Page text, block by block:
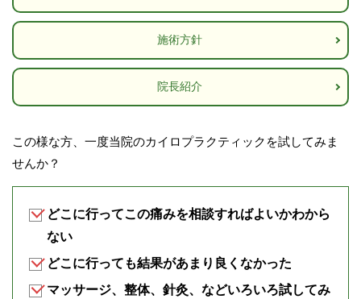
施術方針
院長紹介
この様な方、一度当院のカイロプラクティックを試してみま
せんか？
どこに行ってこの痛みを相談すればよいかわから
ない
どこに行っても結果があまり良くなかった
マッサージ、整体、針灸、などいろいろ試してみ